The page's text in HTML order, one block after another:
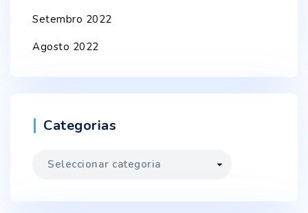
Setembro 2022
Agosto 2022
Categorias
Categorias